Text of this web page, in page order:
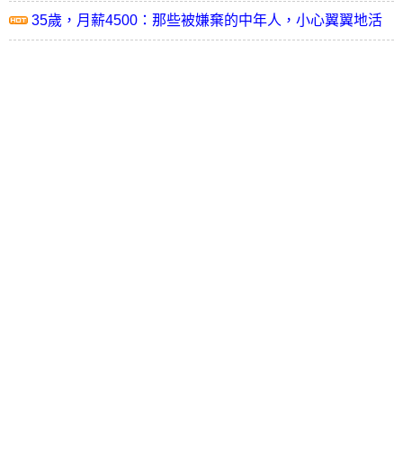
35歲，月薪4500：那些被嫌棄的中年人，小心翼翼地活